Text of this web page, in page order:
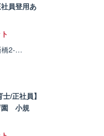
員登用あ
橋2-…
/正社員】
園 小規